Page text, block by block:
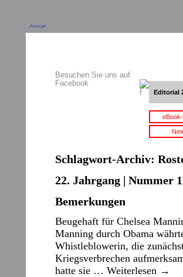
Anzeige
Besuchen Sie uns auf
Facebook
Editorial
Schlagwort-Archiv:
22. Jahrgang | Nummer
Bemerkungen
Beugehaft für Chelsea
Manning durch Obama
Whistleblowerin, die
Kriegsverbrechen
hatte sie … Weiterlesen →